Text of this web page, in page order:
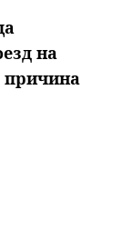
на
причина